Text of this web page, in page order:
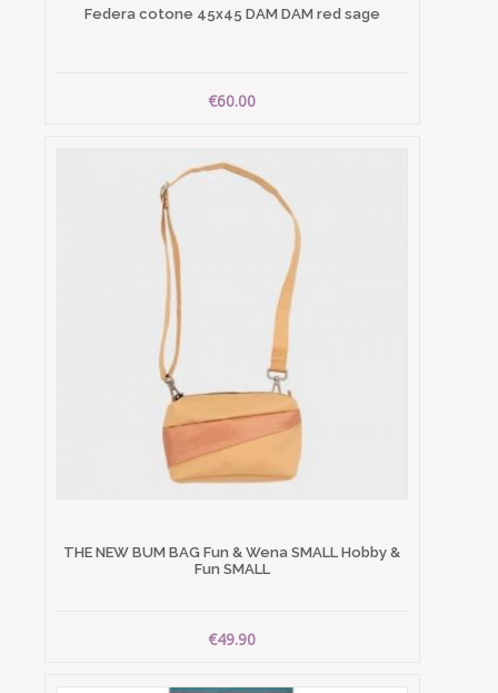
Federa cotone 45x45 DAM DAM red sage
€60.00
THE NEW BUM BAG Fun & Wena SMALL Hobby &
Fun SMALL
€49.90